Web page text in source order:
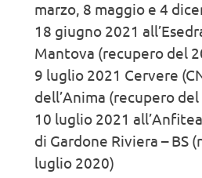
marzo, 8 maggio e 4
18 giugno 2021
Mantova (recupero del
9 luglio 2021 Cervere
dell’Anima (recupero
10 luglio 2021
di Gardone Riviera – BS
luglio 2020)